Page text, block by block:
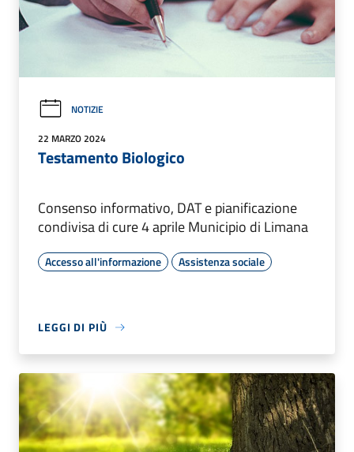
NOTIZIE
22 MARZO 2024
Testamento Biologico
Consenso informativo, DAT e pianificazione
condivisa di cure 4 aprile Municipio di Limana
Accesso all'informazione Assistenza sociale
LEGGI DI PIÙ